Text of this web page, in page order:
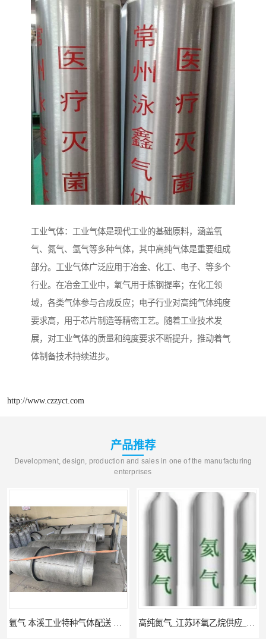
工业气体：工业气体是现代工业的基础原料，涵盖氧
气、氮气、氩气等多种气体，其中高纯气体是重要组成
部分。工业气体广泛应用于冶金、化工、电子、等多个
行业。在冶金工业中，氧气用于炼钢提率；在化工领
域，各类气体参与合成反应；电子行业对高纯气体纯度
要求高，用于芯片制造等精密工艺。随着工业技术发
展，对工业气体的质量和纯度要求不断提升，推动着气
体制备技术持续进步。​
http://www.czzyct.com
产品推荐
Development, design, production and sales in one of the manufacturing
enterprises